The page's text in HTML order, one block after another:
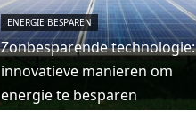
ENERGIE BESPAREN
Zonbesparende technologie:
innovatieve manieren om
energie te besparen